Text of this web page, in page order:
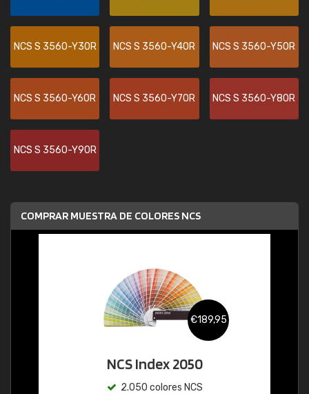
NCS S 3560-Y30R NCS S 3560-Y40R NCS S 3560-Y50R
NCS S 3560-Y60R NCS S 3560-Y70R NCS S 3560-Y80R
NCS S 3560-Y90R
COMPRAR MUESTRA DE COLORES NCS
€189,95
NCS Index 2050
2.050 colores NCS